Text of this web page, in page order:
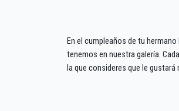
En el cumpleaños de tu
tenemos en nuestra galería.
la que consideres que le gustará